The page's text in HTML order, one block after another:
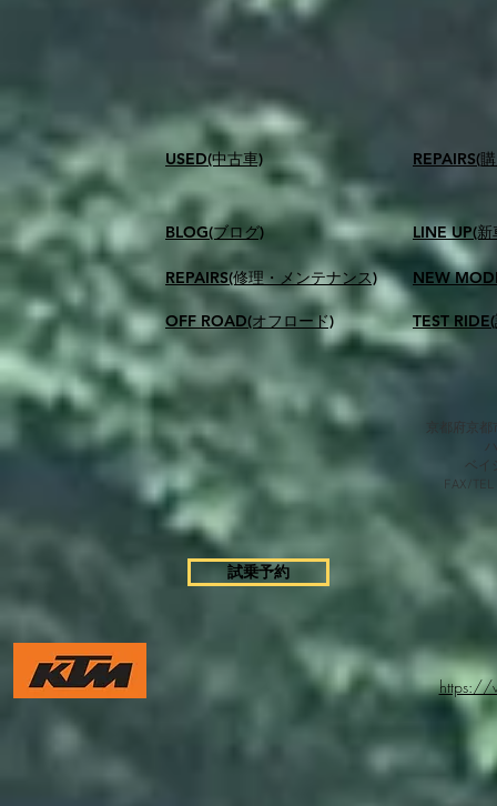
USED(中古車)
BLOG(ブログ)
REPAIRS(修理・メンテナンス)
OFF ROAD(オフロード)
​REPAIRS(
LINE UP(
NEW
TEST
京都府京
ベイ
FAX/
試乗予約
https://